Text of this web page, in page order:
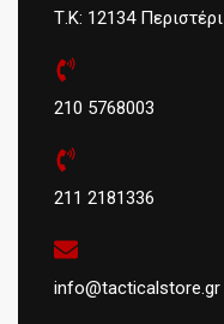
Τ.Κ: 12134 Περιστέρι
210 5768003
211 2181336
info@tacticalstore.gr